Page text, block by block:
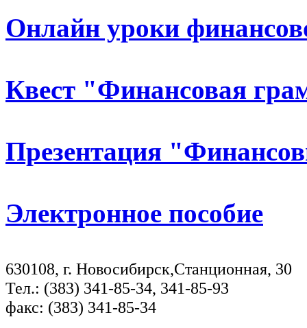
Онлайн уроки
Квест "Финансовая
Презентация
Электронное пособие
630108, г. Новосибирск,Станционная, 30
Тел.: (383) 341-85-34, 341-85-93
факс: (383) 341-85-34